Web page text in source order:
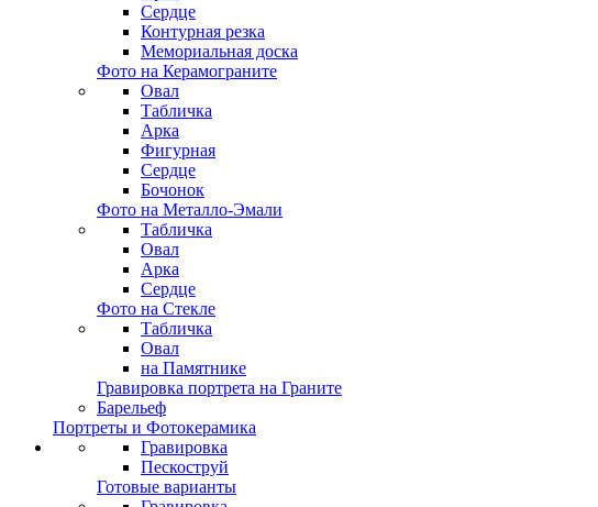
Сердце
Контурная резка
Мемориальная доска
Фото на Керамограните
Овал
Табличка
Арка
Фигурная
Сердце
Бочонок
Фото на Металло-Эмали
Табличка
Овал
Арка
Сердце
Фото на Стекле
Табличка
Овал
на Памятнике
Гравировка портрета на Граните
Барельеф
Портреты и Фотокерамика
Гравировка
Пескоструй
Готовые варианты